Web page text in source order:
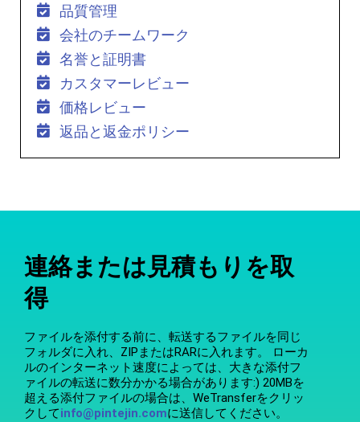
品質管理
会社のチームワーク
名誉と証明書
カスタマーレビュー
価格レビュー
返品と返金ポリシー
連絡または見積もりを取
得
ファイルを添付する前に、転送するファイルを同じ
フォルダに入れ、ZIPまたはRARに入れます。 ローカ
ルのインターネット速度によっては、大きな添付フ
ァイルの転送に数分かかる場合があります:) 20MBを
超える添付ファイルの場合は、WeTransferをクリッ
クしてinfo@pintejin.comに送信してください。